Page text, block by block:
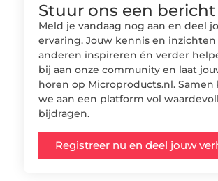
Stuur ons een bericht
Meld je vandaag nog aan en deel
ervaring. Jouw kennis en
anderen inspireren én verder
bij aan onze community en laat
horen op Microproducts.nl. Samen
we aan een platform vol
bijdragen.
Registreer nu en deel jouw